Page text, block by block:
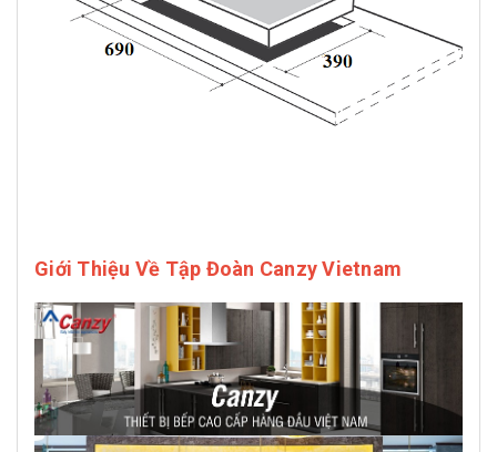
Giới Thiệu Về Tập Đoàn Canzy Vietnam